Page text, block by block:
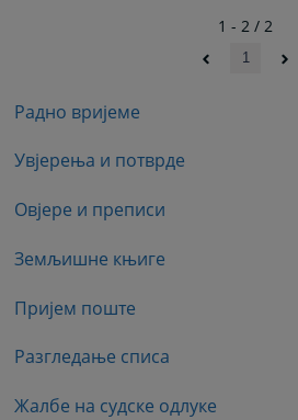
Радно вријеме
Увјерења и потврде
Овјере и преписи
Земљишне књиге
Пријем поште
Разгледање списа
Жалбе на судске одлуке
1 - 2 / 2
1